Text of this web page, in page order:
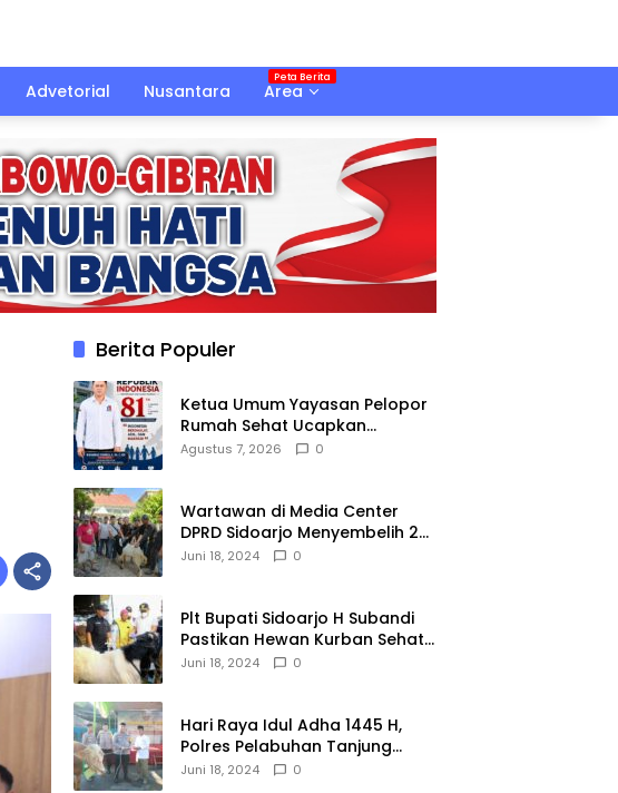
Advetorial Nusantara Area
Berita Populer
Ketua Umum Yayasan Pelopor
Rumah Sehat Ucapkan
Dirgahayu RI ke-81
Agustus 7, 2026 0
Wartawan di Media Center
DPRD Sidoarjo Menyembelih 2
Ekor Kambing
Juni 18, 2024 0
Plt Bupati Sidoarjo H Subandi
Pastikan Hewan Kurban Sehat
dan Aman
Juni 18, 2024 0
Hari Raya Idul Adha 1445 H,
Polres Pelabuhan Tanjung
Perak Salurkan 49 Hewan
Juni 18, 2024 0